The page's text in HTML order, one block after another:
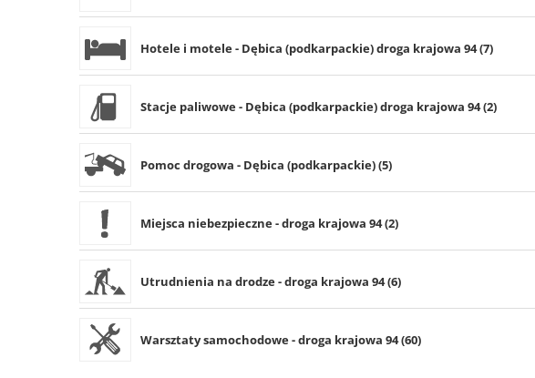
Hotele i motele - Dębica (podkarpackie) droga krajowa 94 (7)
Stacje paliwowe - Dębica (podkarpackie) droga krajowa 94 (2)
Pomoc drogowa - Dębica (podkarpackie) (5)
Miejsca niebezpieczne - droga krajowa 94 (2)
Utrudnienia na drodze - droga krajowa 94 (6)
Warsztaty samochodowe - droga krajowa 94 (60)